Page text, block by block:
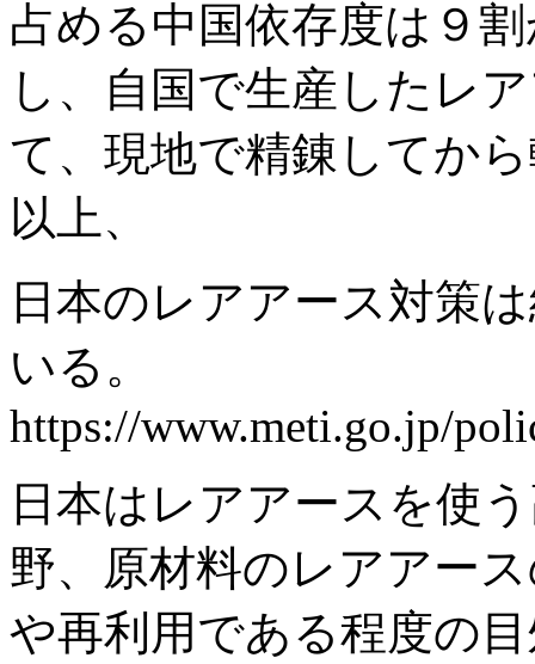
占める中国依存度は９
し、自国で生産したレ
て、現地で精錬してか
以上、
日本のレアアース対策
いる。
https://www.meti.go.jp/
日本はレアアースを使
野、原材料のレアアー
や再利用である程度の